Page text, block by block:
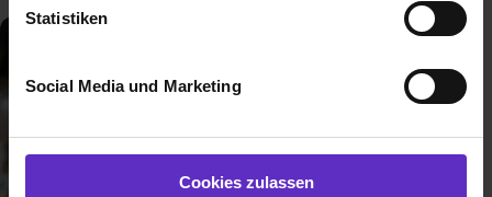
Webseite zu analysieren („Statistiken“), um
Informationen zu deiner Verwendung unserer Website an
Analysen weiterzugeben und um Inhalte und Anzeigen zu
Partner führen diese Informationen möglicherweise mit
Statistiken
Social Media und Marketing
Cookies zulassen